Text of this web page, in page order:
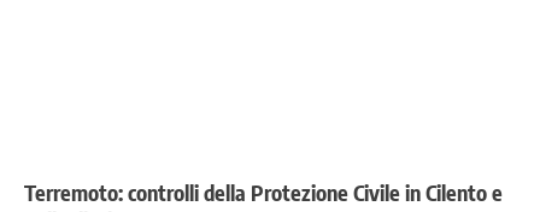
Terremoto: controlli della Protezione Civile in Cilento e